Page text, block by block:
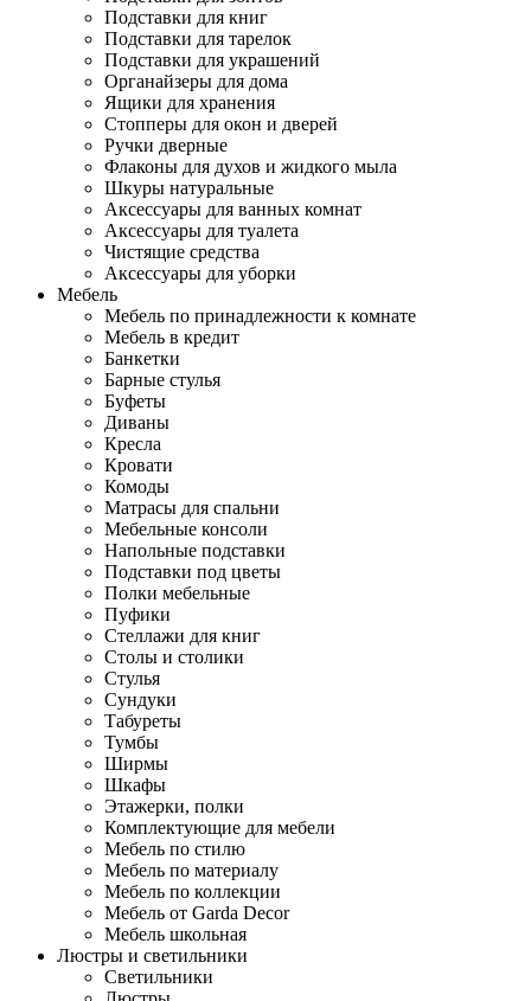
Подставки для книг
Подставки для тарелок
Подставки для украшений
Органайзеры для дома
Ящики для хранения
Стопперы для окон и дверей
Ручки дверные
Флаконы для духов и жидкого мыла
Шкуры натуральные
Аксессуары для ванных комнат
Аксессуары для туалета
Чистящие средства
Аксессуары для уборки
Мебель
Мебель по принадлежности к комнате
Мебель в кредит
Банкетки
Барные стулья
Буфеты
Диваны
Кресла
Кровати
Комоды
Матрасы для спальни
Мебельные консоли
Напольные подставки
Подставки под цветы
Полки мебельные
Пуфики
Стеллажи для книг
Столы и столики
Стулья
Сундуки
Табуреты
Тумбы
Ширмы
Шкафы
Этажерки, полки
Комплектующие для мебели
Мебель по стилю
Мебель по материалу
Мебель по коллекции
Мебель от Garda Decor
Мебель школьная
Люстры и светильники
Светильники